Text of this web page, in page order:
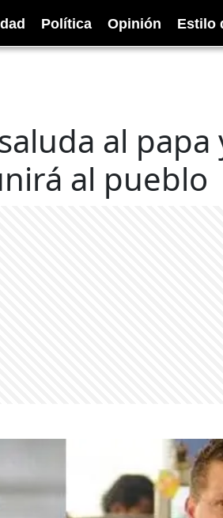
Política Opinión Estilo
al papa
al pueblo